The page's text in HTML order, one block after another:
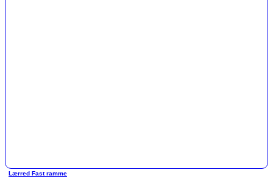
Lærred Fast ramme